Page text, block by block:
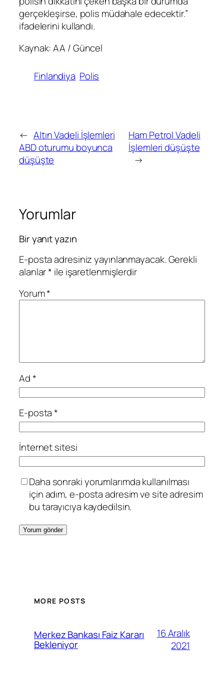
gerçekleşirse, polis müdahale edecektir.”
ifadelerini kullandı.
Kaynak: AA / Güncel
Finlandiya Polis
← Altın Vadeli İşlemleri
ABD oturumu boyunca
düşüşte
Ham Petrol Vadeli
İşlemleri düşüşte
→
Yorumlar
Bir yanıt yazın
E-posta adresiniz yayınlanmayacak.Gerekli
alanlar* ile işaretlenmişlerdir
Yorum*
Ad*
E-posta*
İnternet sitesi
Daha sonraki yorumlarımda kullanılması
için adım, e-posta adresim ve site adresim
bu tarayıcıya kaydedilsin.
MORE POSTS
Merkez Bankası Faiz Kararı
Bekleniyor
16 Aralık
2021